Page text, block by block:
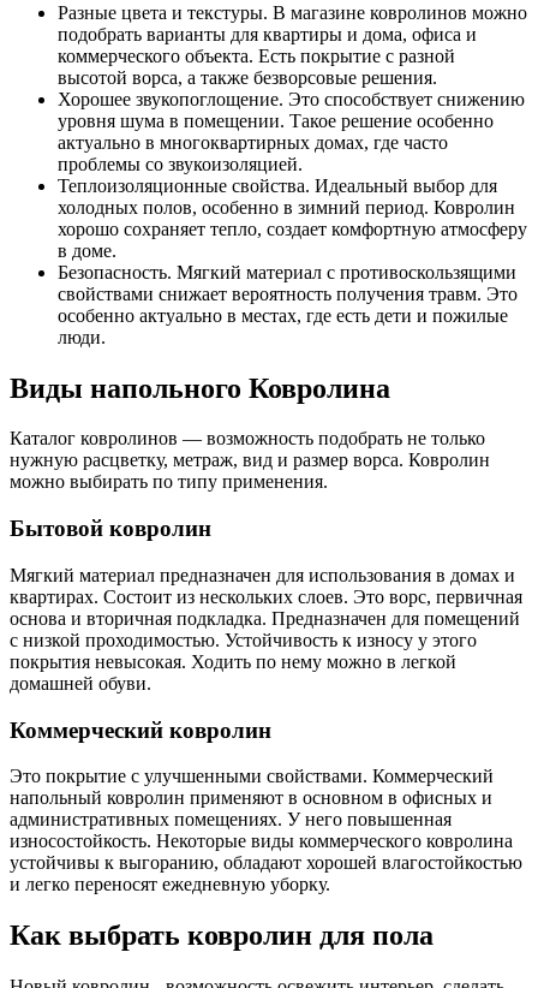
Разные цвета и текстуры. В магазине ковролинов можно
подобрать варианты для квартиры и дома, офиса и
коммерческого объекта. Есть покрытие с разной
высотой ворса, а также безворсовые решения.
Хорошее звукопоглощение. Это способствует снижению
уровня шума в помещении. Такое решение особенно
актуально в многоквартирных домах, где часто
проблемы со звукоизоляцией.
Теплоизоляционные свойства. Идеальный выбор для
холодных полов, особенно в зимний период. Ковролин
хорошо сохраняет тепло, создает комфортную атмосферу
в доме.
Безопасность. Мягкий материал с противоскользящими
свойствами снижает вероятность получения травм. Это
особенно актуально в местах, где есть дети и пожилые
люди.
Виды напольного Ковролина
Каталог ковролинов — возможность подобрать не только
нужную расцветку, метраж, вид и размер ворса. Ковролин
можно выбирать по типу применения.
Бытовой ковролин
Мягкий материал предназначен для использования в домах и
квартирах. Состоит из нескольких слоев. Это ворс, первичная
основа и вторичная подкладка. Предназначен для помещений
с низкой проходимостью. Устойчивость к износу у этого
покрытия невысокая. Ходить по нему можно в легкой
домашней обуви.
Коммерческий ковролин
Это покрытие с улучшенными свойствами. Коммерческий
напольный ковролин применяют в основном в офисных и
административных помещениях. У него повышенная
износостойкость. Некоторые виды коммерческого ковролина
устойчивы к выгоранию, обладают хорошей влагостойкостью
и легко переносят ежедневную уборку.
Как выбрать ковролин для пола